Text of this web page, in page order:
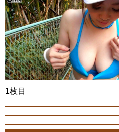
1枚目